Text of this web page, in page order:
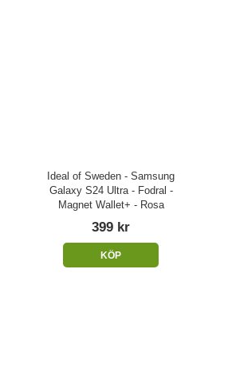
Ideal of Sweden - Samsung
Galaxy S24 Ultra - Fodral -
Magnet Wallet+ - Rosa
399 kr
KÖP